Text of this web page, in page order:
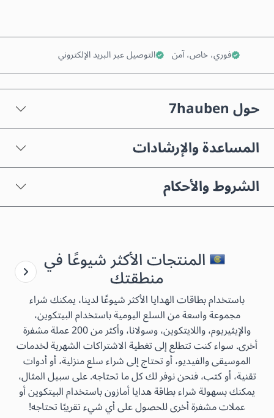
فوري، خاص، آمن التوصيل عبر البريد الإلكتروني
حول 7hauben
المساعدة والإرشادات
الشروط والأحكام
المنتجات الأكثر شيوعًا في
منطقتك
باستخدام بطاقات الهدايا الأكثر شيوعًا لدينا، يمكنك شراء
مجموعة واسعة من السلع اليومية باستخدام البيتكوين،
والإيثيريوم، واللايتكوين، وسولانا، وأكثر من 200 عملة مشفرة
أخرى. سواء كنت تتطلع إلى تغطية الاشتراكات الشهرية لخدمات
الموسيقى والفيديو، أو تحتاج إلى شراء سلع منزلية، أو أدوات
تقنية، أو كتب، فنحن نوفر لك كل ما تحتاجه. على سبيل المثال،
يمكنك بسهولة شراء بطاقة هدايا أمازون باستخدام البيتكوين أو
عملات مشفرة أخرى للحصول على أي شيء تقريبًا تحتاجه!